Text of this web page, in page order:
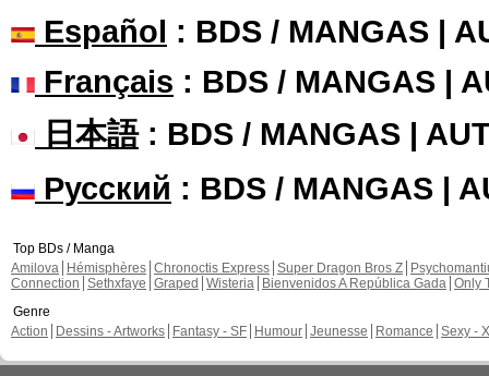
Español : BDS / MANGAS |
Français : BDS / MANGAS |
日本語: BDS / MANGAS |
Русский : BDS / MANGAS |
Top BDs / Manga
Amilova
Hémisphères Chronoctis Express Super Dragon Bros Z
Connection Sethxfaye Graped Wisteria Bienvenidos A República Gada Only
Genre
Action
Dessins - Artworks Fantasy - SF Humour Jeunesse Romance Sexy -